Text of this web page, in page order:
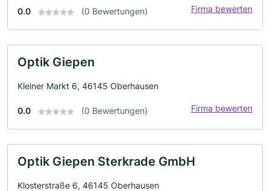
0.0 (0 Bewertungen) Firma bewerten
Optik Giepen
Kleiner Markt 6, 46145 Oberhausen
0.0 (0 Bewertungen) Firma bewerten
Optik Giepen Sterkrade GmbH
Klosterstraße 6, 46145 Oberhausen